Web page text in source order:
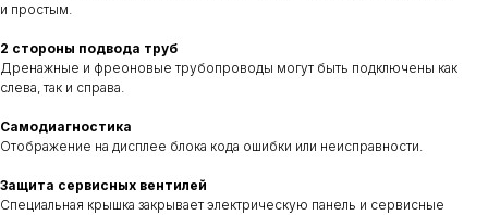
и простым.
2 стороны подвода труб
Дренажные и фреоновые трубопроводы могут быть подключены как
слева, так и справа.
Самодиагностика
Отображение на дисплее блока кода ошибки или неисправности.
Защита сервисных вентилей
Специальная крышка закрывает электрическую панель и сервисные